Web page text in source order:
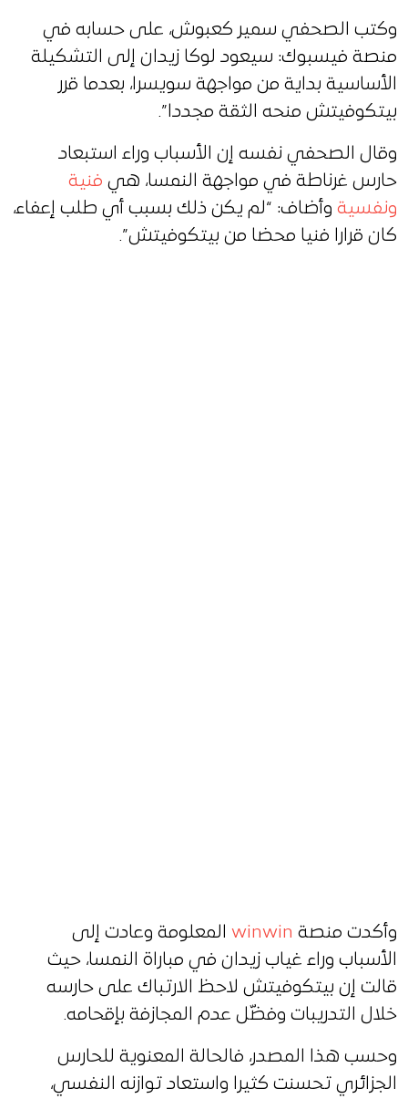
وكتب الصحفي سمير كعبوش، على حسابه في
منصة فيسبوك: سيعود لوكا زيدان إلى التشكيلة
الأساسية بداية من مواجهة سويسرا، بعدما قرر
بيتكوفيتش منحه الثقة مجددا”.
وقال الصحفي نفسه إن الأسباب وراء استبعاد
حارس غرناطة في مواجهة النمسا، هي فنية
ونفسية وأضاف: “لم يكن ذلك بسبب أي طلب إعفاء،
كان قرارا فنيا محضا من بيتكوفيتش”.
وأكدت منصة winwin المعلومة وعادت إلى
الأسباب وراء غياب زيدان في مباراة النمسا، حيث
قالت إن بيتكوفيتش لاحظ الارتباك على حارسه
خلال التدريبات وفضّل عدم المجازفة بإقحامه.
وحسب هذا المصدر، فالحالة المعنوية للحارس
الجزائري تحسنت كثيرا واستعاد توازنه النفسي،